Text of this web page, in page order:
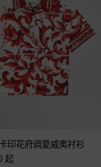
印花府绸夏威夷衬衫
起